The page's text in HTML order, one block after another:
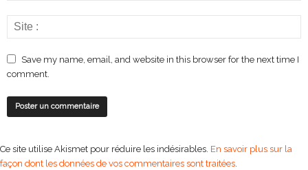
Save my name, email, and website in this browser for the next time I
comment.
Ce site utilise Akismet pour réduire les indésirables. En savoir plus sur la
façon dont les données de vos commentaires sont traitées.